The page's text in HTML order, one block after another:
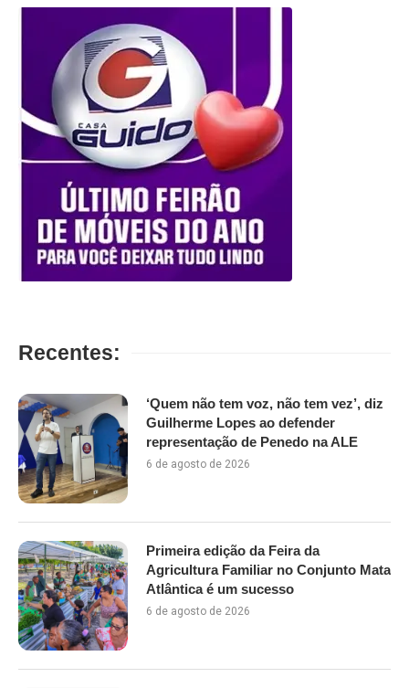
Recentes:
‘Quem não tem voz, não tem vez’, diz
Guilherme Lopes ao defender
representação de Penedo na ALE
6 de agosto de 2026
Primeira edição da Feira da
Agricultura Familiar no Conjunto Mata
Atlântica é um sucesso
6 de agosto de 2026